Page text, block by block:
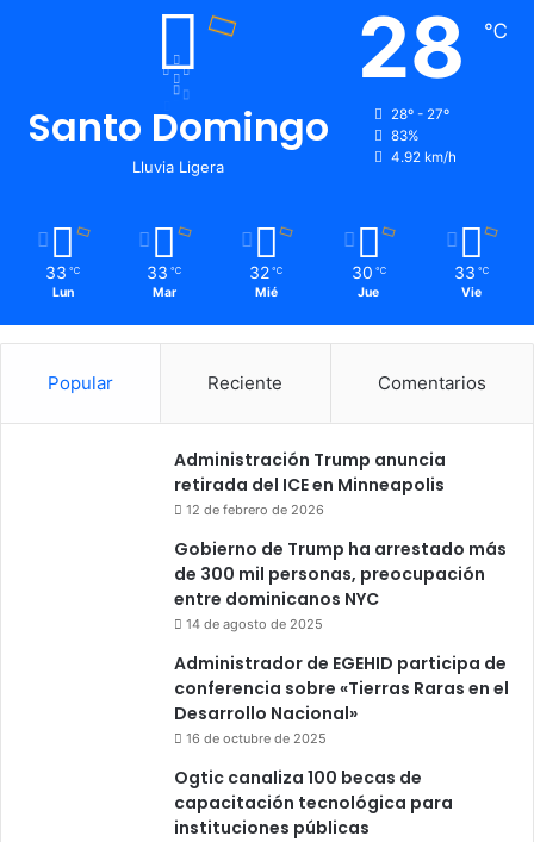
Santo Domingo
Lluvia Ligera
28 ℃
28º - 27º
83%
4.92 km/h
33 ℃
Lun
33 ℃
Mar
32 ℃
Mié
30 ℃
Jue
33 ℃
Vie
Popular Reciente Comentarios
Administración Trump anuncia
retirada del ICE en Minneapolis
12 de febrero de 2026
Gobierno de Trump ha arrestado más
de 300 mil personas, preocupación
entre dominicanos NYC
14 de agosto de 2025
Administrador de EGEHID participa de
conferencia sobre «Tierras Raras en el
Desarrollo Nacional»
16 de octubre de 2025
Ogtic canaliza 100 becas de
capacitación tecnológica para
instituciones públicas